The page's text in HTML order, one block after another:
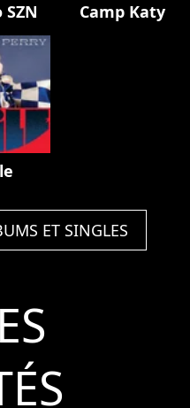
SZN Camp Katy
ET SINGLES